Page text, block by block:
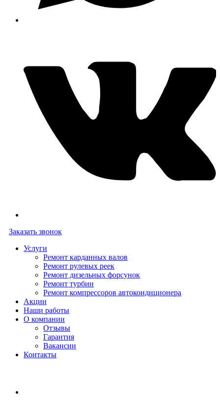
Заказать звонок
Услуги
Ремонт карданных валов
Ремонт рулевых реек
Ремонт дизельных форсунок
Ремонт турбин
Ремонт компрессоров автокондиционера
Акции
Наши работы
О компании
Отзывы
Гарантия
Вакансии
Контакты